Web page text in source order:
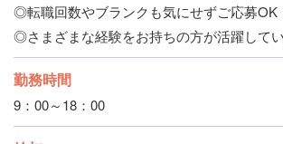
◎転職回数やブランクも気にせずご応募OK
◎さまざまな経験をお持ちの方が活躍してい
勤務時間
9：00～18：00